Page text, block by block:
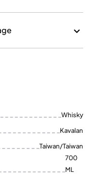
Whisky
Kavalan
Taiwan/Taiwan
700
ML